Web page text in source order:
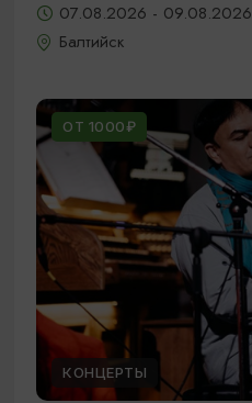
07.08.2026 - 09.08.2026
Балтийск
ОТ 1000₽
КОНЦЕРТЫ